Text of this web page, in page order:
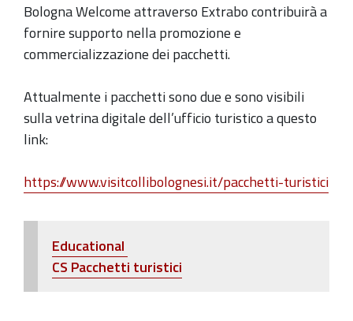
Bologna Welcome attraverso Extrabo contribuirà a
fornire supporto nella promozione e
commercializzazione dei pacchetti.
Attualmente i pacchetti sono due e sono visibili
sulla vetrina digitale dell’ufficio turistico a questo
link:
https://www.visitcollibolognesi.it/pacchetti-turistici
Educational
CS Pacchetti turistici